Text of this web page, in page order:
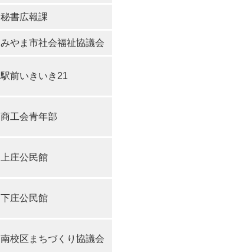
秘書広報課
みやま市社会福祉協議会
駅前いきいき21
商工会青年部
上庄公民館
下庄公民館
南校区まちづくり協議会